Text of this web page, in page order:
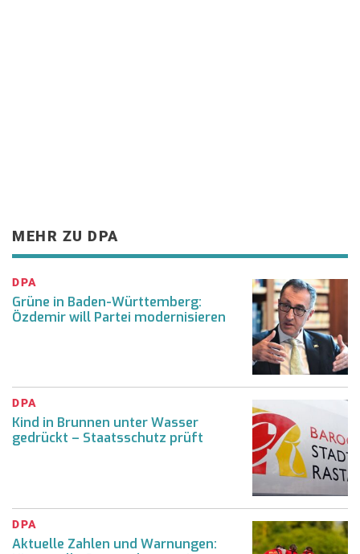
MEHR ZU DPA
DPA
Grüne in Baden-Württemberg:
Özdemir will Partei modernisieren
DPA
Kind in Brunnen unter Wasser
gedrückt – Staatsschutz prüft
DPA
Aktuelle Zahlen und Warnungen: